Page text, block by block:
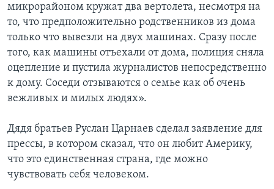
микрорайоном кружат два вертолета, несмотря на
то, что предположительно родственников из дома
только что вывезли на двух машинах. Сразу после
того, как машины отъехали от дома, полиция сняла
оцепление и пустила журналистов непосредственно
к дому. Соседи отзываются о семье как об очень
вежливых и милых людях».
Дядя братьев Руслан Царнаев сделал заявление для
прессы, в котором сказал, что он любит Америку,
что это единственная страна, где можно
чувствовать себя человеком.